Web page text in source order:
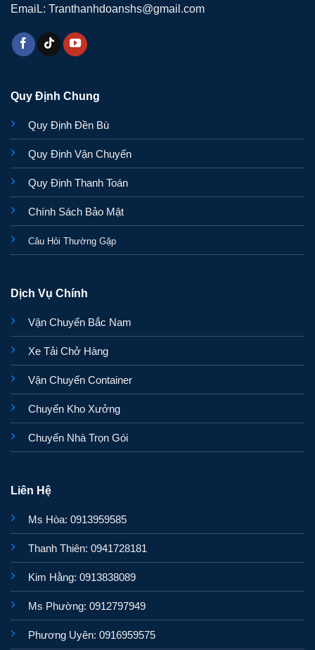
EmaiL: Tranthanhdoanshs@gmail.com
Quy Định Chung
Quy Định Đền Bù
Quy Định Vận Chuyển
Quy Định Thanh Toán
Chính Sách Bảo Mật
Câu Hỏi Thường Gặp
Dịch Vụ Chính
Vận Chuyển Bắc Nam
Xe Tải Chở Hàng
Vận Chuyển Container
Chuyển Kho Xưởng
Chuyển Nhà Trọn Gói
Liên Hệ
Ms Hòa: 0913959585
Thanh Thiên: 0941728181
Kim Hằng: 0913838089
Ms Phường: 0912797949
Phương Uyên: 0916959575